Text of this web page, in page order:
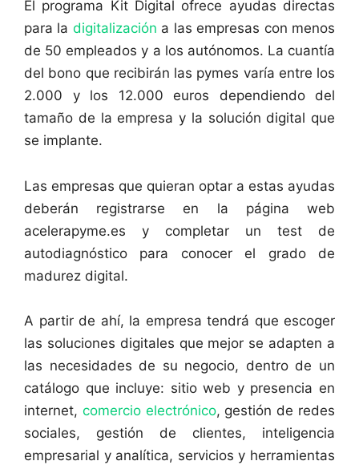
El programa Kit Digital ofrece ayudas directas
para la digitalización a las empresas con menos
de 50 empleados y a los autónomos. La cuantía
del bono que recibirán las pymes varía entre los
2.000 y los 12.000 euros dependiendo del
tamaño de la empresa y la solución digital que
se implante.
Las empresas que quieran optar a estas ayudas
deberán registrarse en la página web
acelerapyme.es y completar un test de
autodiagnóstico para conocer el grado de
madurez digital.
A partir de ahí, la empresa tendrá que escoger
las soluciones digitales que mejor se adapten a
las necesidades de su negocio, dentro de un
catálogo que incluye: sitio web y presencia en
internet, comercio electrónico, gestión de redes
sociales, gestión de clientes, inteligencia
empresarial y analítica, servicios y herramientas